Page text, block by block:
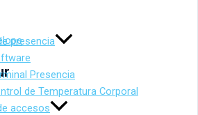
presencia
Presencia
de Temperatura Corporal
accesos